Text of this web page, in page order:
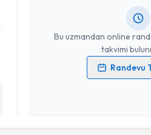
Bu uzmandan online
takvimi
Randevu
Kişisel verilerimin işlenmesine